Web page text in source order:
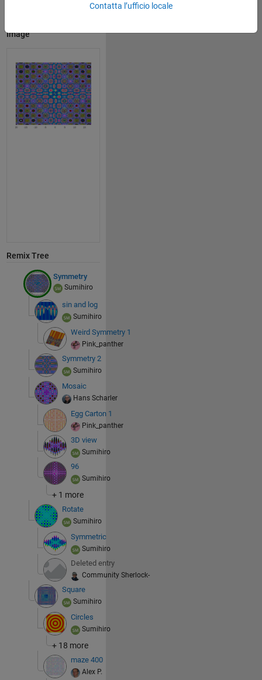
Open in MATLAB Online
Image
Remix Tree
Symmetry
Sumihiro
sin and log
Sumihiro
Weird Symmetry 1
Pink_panther
Symmetry 2
Sumihiro
Mosaic
Hans Scharler
Egg Carton 1
Pink_panther
3D view
Sumihiro
96
Sumihiro
+ 1 more
Rotate
Sumihiro
Symmetric
Sumihiro
Deleted entry
Community Sherlock-
Square
Sumihiro
Circles
Sumihiro
+ 18 more
maze 400
Alex P.
Contatta l’ufficio locale